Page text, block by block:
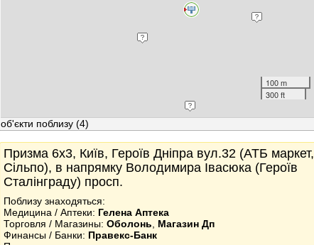
100 m
300 ft
об'єкти поблизу (4)
Призма 6x3, Київ, Героїв Дніпра вул.32 (АТБ маркет,
Сільпо), в напрямку Володимира Івасюка (Героїв
Сталінграду) просп.
Поблизу знаходяться:
Медицина / Аптеки: Гелена Аптека
Торговля / Магазины: Оболонь
Магазин Дп
Финансы / Банки: Правекс-Банк